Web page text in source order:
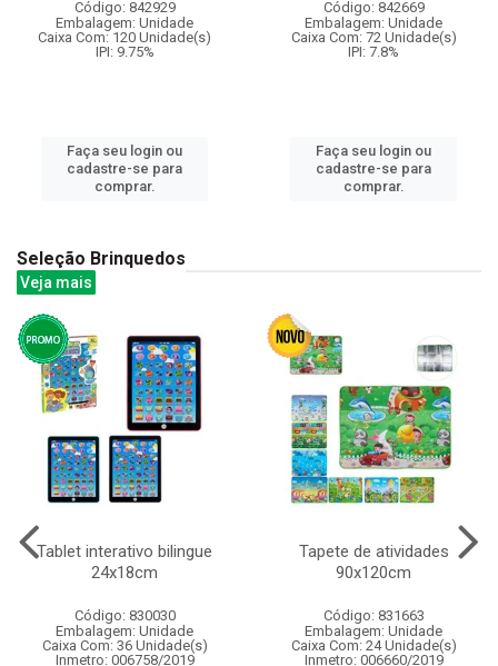
Código: 842929
Embalagem: Unidade
Caixa Com: 120 Unidade(s)
IPI: 9.75%
Faça seu login ou
cadastre-se para
comprar.
Código: 842669
Embalagem: Unidade
Caixa Com: 72 Unidade(s)
IPI: 7.8%
Faça seu login ou
cadastre-se para
comprar.
Seleção Brinquedos
Veja mais
Tablet interativo bilingue
24x18cm
Código: 830030
Embalagem: Unidade
Caixa Com: 36 Unidade(s)
Inmetro: 006758/2019
Tapete de atividades
90x120cm
Código: 831663
Embalagem: Unidade
Caixa Com: 24 Unidade(s)
Inmetro: 006660/2019